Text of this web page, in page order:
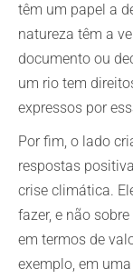
têm um papel a
natureza têm a
documento ou
um rio tem
expressos por
Por fim, o lado
respostas
crise climática.
fazer, e não
em termos de
exemplo, em